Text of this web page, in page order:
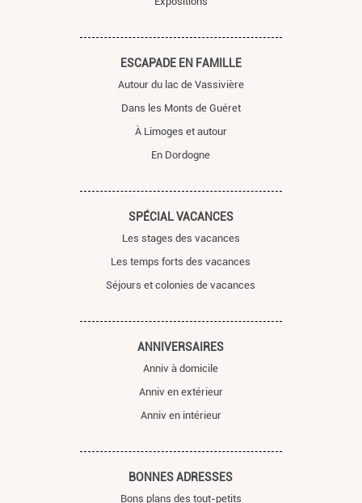
ESCAPADE EN FAMILLE
Autour du lac de Vassivière
Dans les Monts de Guéret
À Limoges et autour
En Dordogne
SPÉCIAL VACANCES
Les stages des vacances
Les temps forts des vacances
Séjours et colonies de vacances
ANNIVERSAIRES
Anniv à domicile
Anniv en extérieur
Anniv en intérieur
BONNES ADRESSES
Bons plans des tout-petits